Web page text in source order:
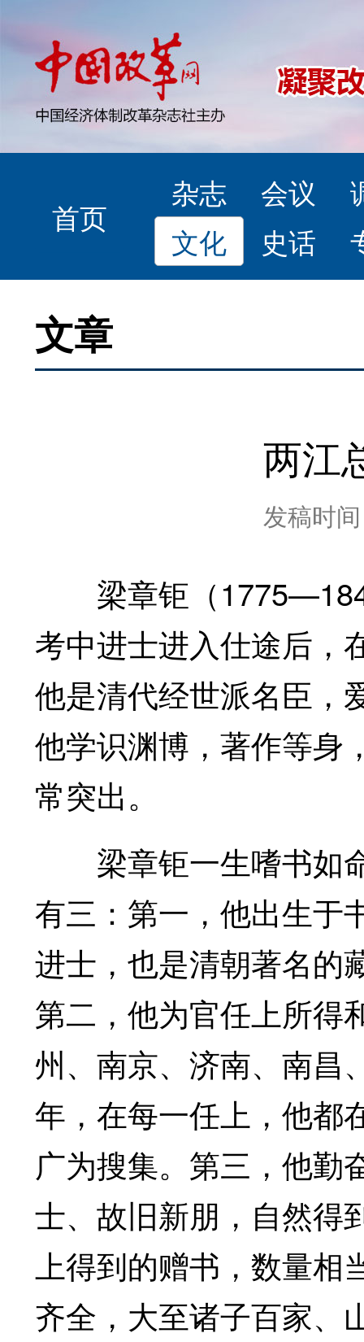
首页
杂志 会议
文化
史话
文章
两江
发稿时
梁章钜（
考中进士进入仕途后，
他是清代经世派名臣，
他学识渊博，著作等身
常突出。
梁章钜一生嗜书如
有三：第一，他出生于
进士，也是清朝著名的
第二，他为官任上所得
州、南京、济南、南昌
年，在每一任上，他都
广为搜集。第三，他勤
士、故旧新朋，自然得
上得到的赠书，数量相
齐全，大至诸子百家、